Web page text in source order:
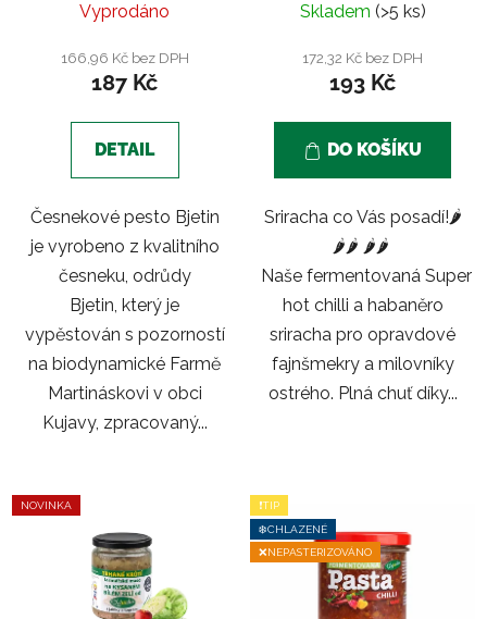
Vyprodáno
166,96 Kč bez DPH
187 Kč
DETAIL
Česnekové pesto Bjetin
je vyrobeno z kvalitního
česneku, odrůdy
Bjetin, který je
vypěstován s pozorností
na biodynamické Farmě
Martináskovi v obci
Kujavy, zpracovaný...
Skladem (>5 ks)
172,32 Kč bez DPH
193 Kč
DO KOŠÍKU
Sriracha co Vás posadí!🌶️
🌶️🌶️ 🌶️🌶️
Naše fermentovaná Super
hot chilli a habaněro
sriracha pro opravdové
fajnšmekry a milovníky
ostrého. Plná chuť díky...
NOVINKA
❗TIP
❄️CHLAZENÉ
❌NEPASTERIZOVÁNO